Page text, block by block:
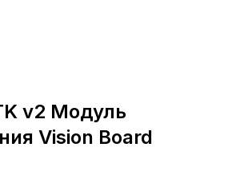
v2 Модуль
Vision Board